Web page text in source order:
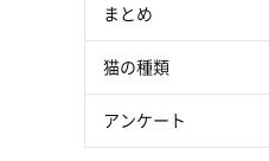
まとめ
猫の種類
アンケート